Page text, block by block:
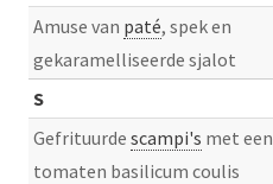
Amuse van paté, spek en
gekaramelliseerde sjalot
S
Gefrituurde scampi's met een
tomaten basilicum coulis